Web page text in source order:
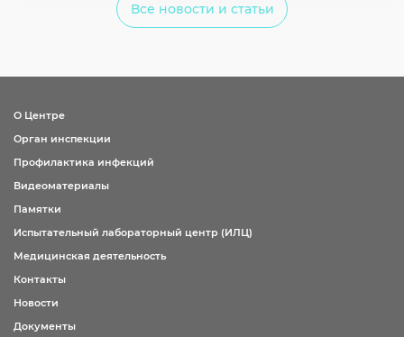
Все новости и статьи
О Центре
Орган инспекции
Профилактика инфекций
Видеоматериалы
Памятки
Испытательный лабораторный центр (ИЛЦ)
Медицинская деятельность
Контакты
Новости
Документы